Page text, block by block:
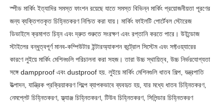
স্পীড মার্কিং ইত্যাদির সমস্ত ফাংশন রয়েছে যাতে সমস্ত বিভিন্ন মার্কিং প্রয়োজনীয়তা পূরণের
জন্য ব্যক্তিগতকৃত চিহ্নিতকরণ নিশ্চিত করা যায়। মার্কিং ফাইলটি পোর্টেবল স্টোরেজ
ডিভাইসে ক্রমাগত চিহ্ন এবং দ্রুত শুরুতে সংরক্ষণ এবং রপ্তানি করতে পারে। উইন্ডোজ
স্টাইলের বন্ধুত্বপূর্ণ মানব-কম্পিউটার ইন্টারঅ্যাকশন কন্ট্রোল সিস্টেম এবং সফ্টওয়্যারের
কারণে লুইয়ে মার্কিং মেশিনগুলি পরিচালনা করা সহজ। তারা উচ্চ স্থায়িত্ব, উচ্চ নির্ভরযোগ্যতা
সঙ্গে dampproof এবং dustproof হয়. লুইয়ে মার্কিং মেশিনগুলি ধাতব শিল্প, যন্ত্রপাতি
উত্পাদন, যান্ত্রিক প্রক্রিয়াকরণ শিল্পে ব্যাপকভাবে ব্যবহৃত হয়, যার মধ্যে ধাতব চিহ্নিতকরণ,
নেমপ্লেট চিহ্নিতকরণ, ফ্ল্যাঞ্জ চিহ্নিতকরণ, টিউব চিহ্নিতকরণ, সিলিন্ডার চিহ্নিতকরণ